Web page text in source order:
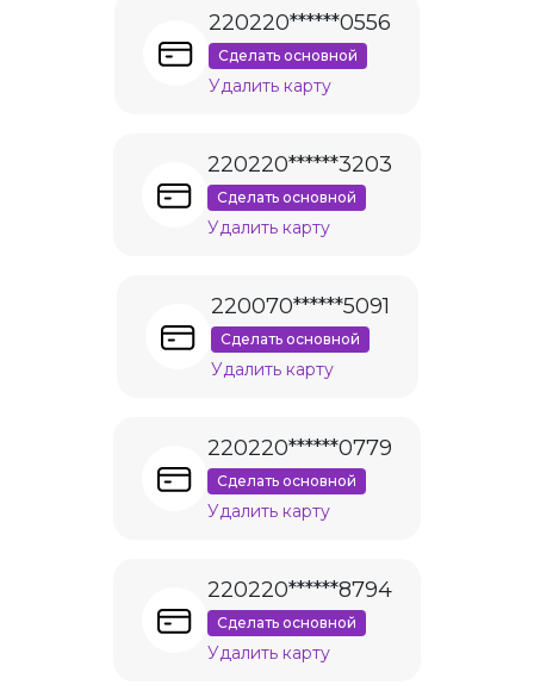
220220******0556
Сделать основной
Удалить карту
220220******3203
Сделать основной
Удалить карту
220070******5091
Сделать основной
Удалить карту
220220******0779
Сделать основной
Удалить карту
220220******8794
Сделать основной
Удалить карту